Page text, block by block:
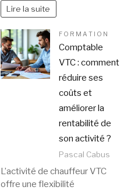
Lire la suite
FORMATION
Comptable
VTC : comment
réduire ses
coûts et
améliorer la
rentabilité de
son activité ?
Pascal Cabus
L’activité de chauffeur VTC
offre une flexibilité